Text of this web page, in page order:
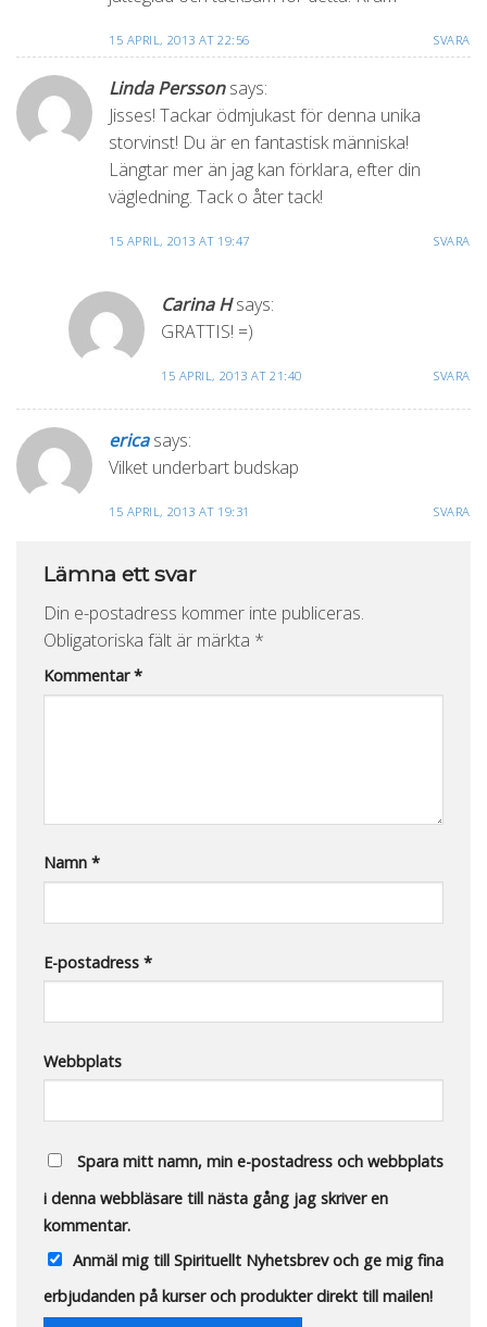
15 APRIL, 2013 AT 22:56 SVARA
Linda Persson says:
Jisses! Tackar ödmjukast för denna unika
storvinst! Du är en fantastisk människa!
Längtar mer än jag kan förklara, efter din
vägledning. Tack o åter tack!
15 APRIL, 2013 AT 19:47 SVARA
Carina H says:
GRATTIS! =)
15 APRIL, 2013 AT 21:40 SVARA
erica says:
Vilket underbart budskap
15 APRIL, 2013 AT 19:31 SVARA
Lämna ett svar
Din e-postadress kommer inte publiceras.
Obligatoriska fält är märkta *
Kommentar*
Namn *
E-postadress *
Webbplats
Spara mitt namn, min e-postadress och webbplats
i denna webbläsare till nästa gång jag skriver en
kommentar.
Anmäl mig till Spirituellt Nyhetsbrev och ge mig fina
erbjudanden på kurser och produkter direkt till mailen!